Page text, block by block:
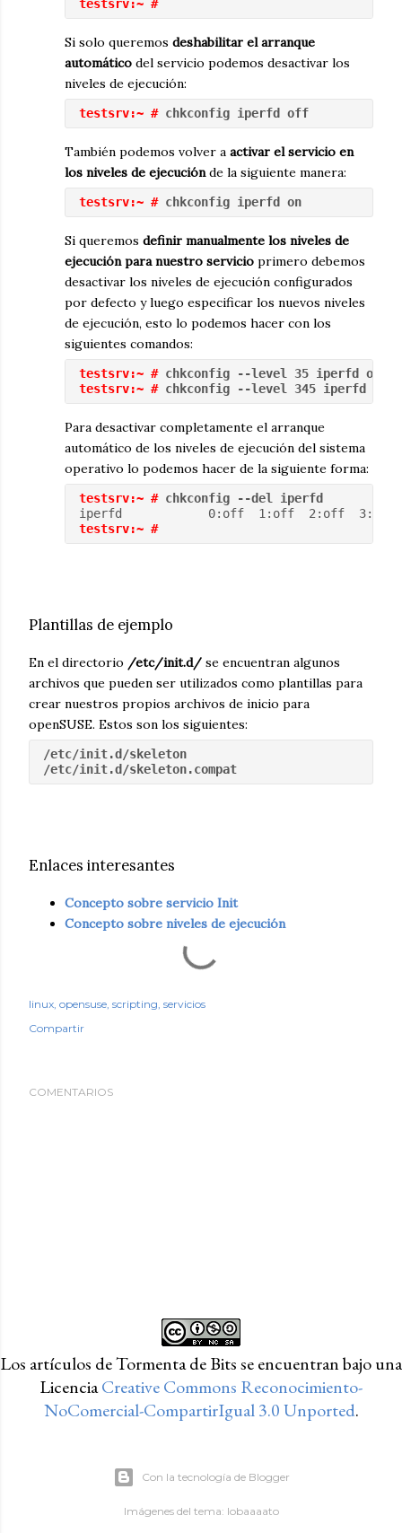
testsrv:~ #
Si solo queremos deshabilitar el arranque
automático del servicio podemos desactivar los
niveles de ejecución:
testsrv:~ # chkconfig iperfd off
También podemos volver a activar el servicio en
los niveles de ejecuciónde la siguiente manera:
testsrv:~ # chkconfig iperfd on
Si queremos definir manualmente los niveles de
ejecución para nuestro servicio primero debemos
desactivar los niveles de ejecución configurados
por defecto y luego especificar los nuevos niveles
de ejecución, esto lo podemos hacer con los
siguientes comandos:
testsrv:~ # chkconfig --level 35 iperfd off
testsrv:~ # chkconfig --level 345 iperfd on
Para desactivar completamente el arranque
automático de los niveles de ejecución del sistema
operativo lo podemos hacer de la siguiente forma:
testsrv:~ # chkconfig --del iperfd
iperfd            0:off  1:off  2:off  3:off
testsrv:~ #
Plantillas de ejemplo
En el directorio /etc/init.d/ se encuentran algunos
archivos que pueden ser utilizados como plantillas para
crear nuestros propios archivos de inicio para
openSUSE. Estos son los siguientes:
/etc/init.d/skeleton
/etc/init.d/skeleton.compat
Enlaces interesantes
Concepto sobre servicio Init
Concepto sobre niveles de ejecución
linux opensuse scripting servicios
Compartir
COMENTARIOS
Los artículos de Tormenta de Bitsse encuentran bajo una
LicenciaCreative Commons Reconocimiento-
NoComercial-CompartirIgual 3.0 Unported.
Con la tecnología de Blogger
Imágenes del tema: lobaaaato